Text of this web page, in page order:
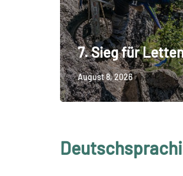
7. Sieg für
August 8, 2026